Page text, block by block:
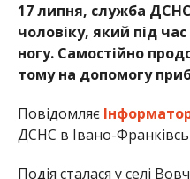
17 липня, служба
чоловіку, який під
ногу. Самостійно
тому на допомогу
Повідомляє
ДСНС в Івано-
Подія сталася у селі